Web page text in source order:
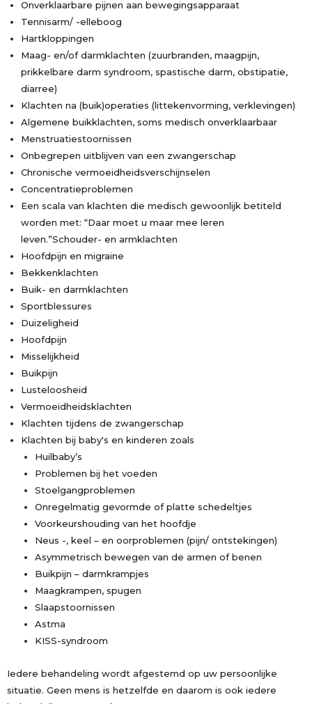
Onverklaarbare pijnen aan bewegingsapparaat
Tennisarm/ -elleboog
Hartkloppingen
Maag- en/of darmklachten (zuurbranden, maagpijn,
prikkelbare darm syndroom, spastische darm, obstipatie,
diarree)
Klachten na (buik)operaties (littekenvorming, verklevingen)
Algemene buikklachten, soms medisch onverklaarbaar
Menstruatiestoornissen
Onbegrepen uitblijven van een zwangerschap
Chronische vermoeidheidsverschijnselen
Concentratieproblemen
Een scala van klachten die medisch gewoonlijk betiteld
worden met: “Daar moet u maar mee leren
leven.”Schouder- en armklachten
Hoofdpijn en migraine
Bekkenklachten
Buik- en darmklachten
Sportblessures
Duizeligheid
Hoofdpijn
Misselijkheid
Buikpijn
Lusteloosheid
Vermoeidheidsklachten
Klachten tijdens de zwangerschap
Klachten bij baby's en kinderen zoals
Huilbaby’s
Problemen bij het voeden
Stoelgangproblemen
Onregelmatig gevormde of platte schedeltjes
Voorkeurshouding van het hoofdje
Neus -, keel – en oorproblemen (pijn/ ontstekingen)
Asymmetrisch bewegen van de armen of benen
Buikpijn – darmkrampjes
Maagkrampen, spugen
Slaapstoornissen
Astma
KISS-syndroom
Iedere behandeling wordt afgestemd op uw persoonlijke
situatie. Geen mens is hetzelfde en daarom is ook iedere